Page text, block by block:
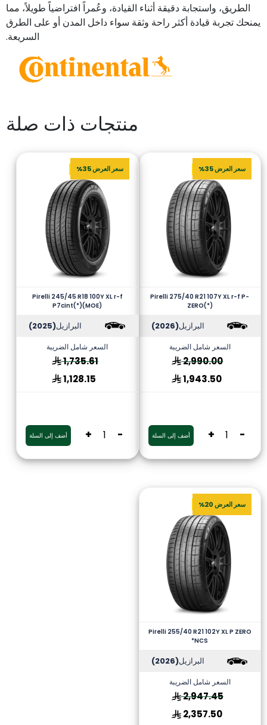
الطريق، واستجابة دقيقة أثناء القيادة، وعُمراً افتراضياً طويلاً، مما
يمنحك تجربة قيادة أكثر راحة وثقة سواء داخل المدن أو على الطرق
السريعة.
منتجات ذات صلة
سعر العرض 35%
Pirelli 275/40 R21 107Y XL r-f P-
ZERO(*)
البرازيل(2026)
السعر شامل الضريبة
2,990.00
1,943.50
-
+ أضف إلى السلة
سعر العرض 35%
Pirelli 245/45 R18 100Y XL r-f
P7cint(*)(MOE)
البرازيل(2025)
السعر شامل الضريبة
1,735.61
1,128.15
-
+ أضف إلى السلة
سعر العرض 20%
Pirelli 255/40 R21 102Y XL P ZERO
*NCS
البرازيل(2026)
السعر شامل الضريبة
2,947.45
2,357.50